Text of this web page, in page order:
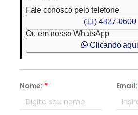
Fale conosco pelo telefone
(11) 4827-0600
Ou em nosso WhatsApp
Clicando aqui
Nome: * Email: